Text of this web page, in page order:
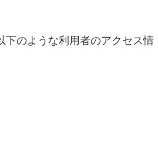
下のような利用者のアクセス情